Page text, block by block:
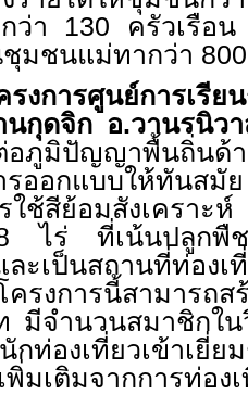
กว่า 130 ครัวเรือ
ชุมชนแม่ทากว่า
รงการศูนย์การเรี
นกุดจิก อ.วานรนิว
ภูมิปัญญาพื้นถิ่นด้า
รออกแบบให้ทัน
ใช้สีย้อมสังเคราะ
ไร่ ที่เน้นปลูกพืช
ะเป็นสถานที่ท่องเ
รงการนี้สามารถส
มีจำนวนสมาชิกใ
กท่องเที่ยวเข้าเยี่ย
พิ่มเติมจากการท่อง